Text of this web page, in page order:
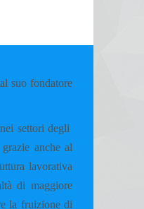
suo fondatore
settori degli
anche al
lavorativa
di maggiore
la fruizione di